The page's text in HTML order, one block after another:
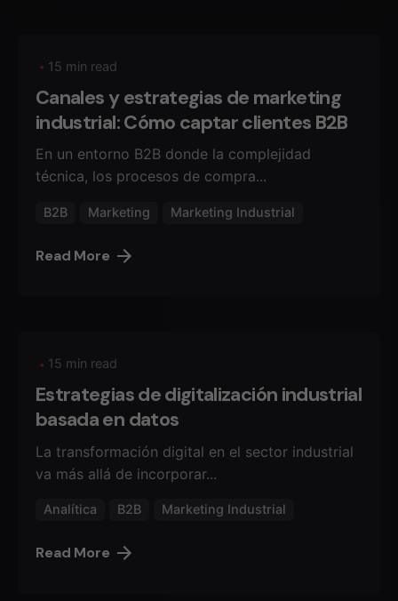
15 min read
Canales y estrategias de marketing
industrial: Cómo captar clientes B2B
En un entorno B2B donde la complejidad
técnica, los procesos de compra...
B2B Marketing Marketing Industrial
Read More
15 min read
Estrategias de digitalización industrial
basada en datos
La transformación digital en el sector industrial
va más allá de incorporar...
Analítica B2B Marketing Industrial
Read More